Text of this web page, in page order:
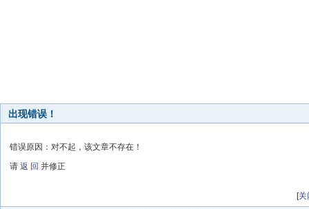
出现错误！
错误原因：对不起，该文章不存在！
请 返 回 并修正
[关